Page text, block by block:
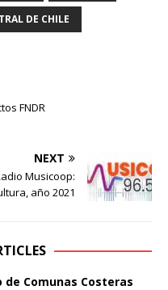
DE CHILE
FNDR
NEXT
Musicoop:
año 2021
Comunas Costeras